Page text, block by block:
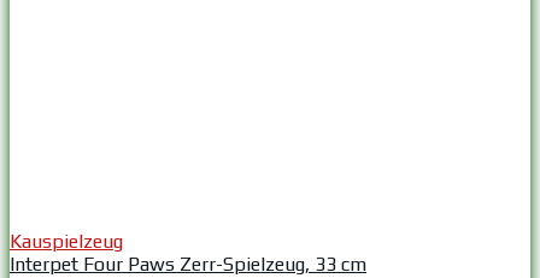
Kauspielzeug
Interpet Four Paws Zerr-Spielzeug, 33 cm